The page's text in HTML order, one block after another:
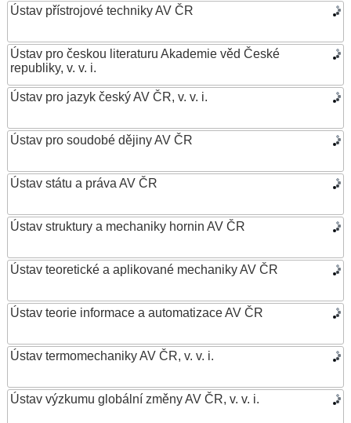
Ústav přístrojové techniky AV ČR
Ústav pro českou literaturu Akademie věd České
republiky, v. v. i.
Ústav pro jazyk český AV ČR, v. v. i.
Ústav pro soudobé dějiny AV ČR
Ústav státu a práva AV ČR
Ústav struktury a mechaniky hornin AV ČR
Ústav teoretické a aplikované mechaniky AV ČR
Ústav teorie informace a automatizace AV ČR
Ústav termomechaniky AV ČR, v. v. i.
Ústav výzkumu globální změny AV ČR, v. v. i.